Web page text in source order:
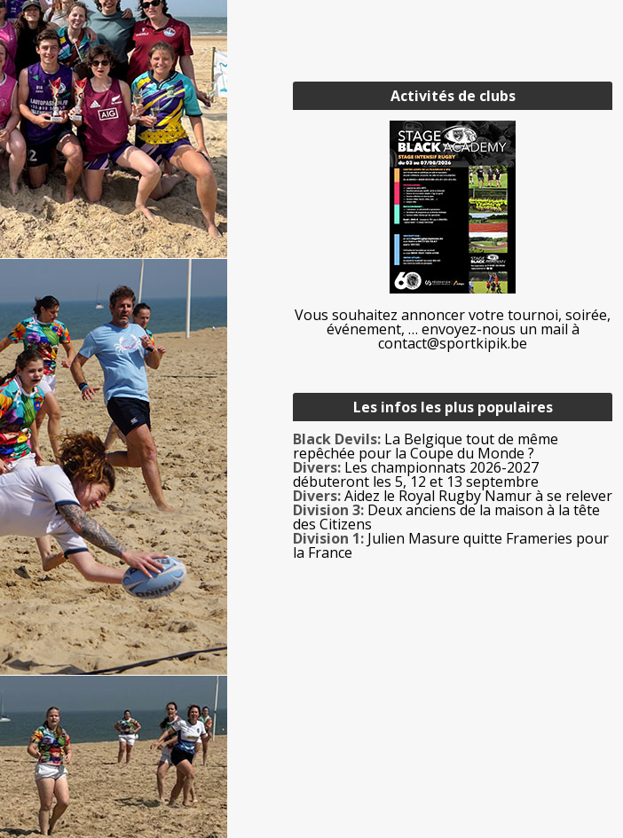
Activités de clubs
Vous souhaitez annoncer votre tournoi, soirée,
événement, … envoyez-nous un mail à
contact@sportkipik.be
Les infos les plus populaires
Black Devils: La Belgique tout de même
repêchée pour la Coupe du Monde ?
Divers: Les championnats 2026-2027
débuteront les 5, 12 et 13 septembre
Divers:Aidez le Royal Rugby Namur à se relever
Division 3: Deux anciens de la maison à la tête
des Citizens
Division 1: Julien Masure quitte Frameries pour
la France